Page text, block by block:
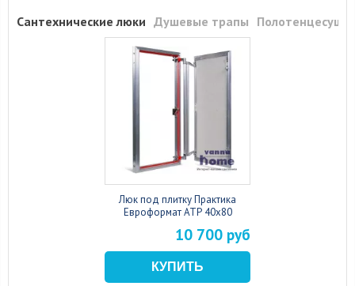
Сантехнические люки Душевые трапы
Люк под плитку Практика
Евроформат АТР 40x80
10 700 руб